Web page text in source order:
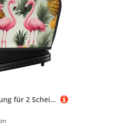
Toaster-Abdeckung für 2 Scheiben mit Taschen und Griff oben, kleine Brotbackmaschinen-Abdeckungen, Flamingos und Ananas, Küche, kleine Geräte, waschbar, universelle Ofenabdeckungen